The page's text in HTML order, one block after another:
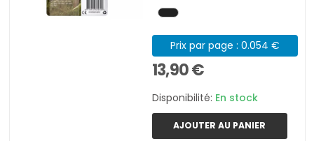
Prix par page : 0.054 €
13,90 €
Disponibilité: En stock
AJOUTER AU PANIER